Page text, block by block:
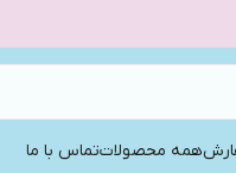
همه محصولاتتماس با ما